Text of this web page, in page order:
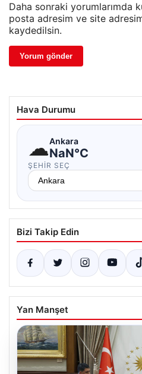
Daha sonraki yorumlarımda
posta adresim ve site
kaydedilsin.
Hava Durumu
☁Ankara
NaN°C
ŞEHIR SEÇ
Bizi Takip Edin
Yan Manşet